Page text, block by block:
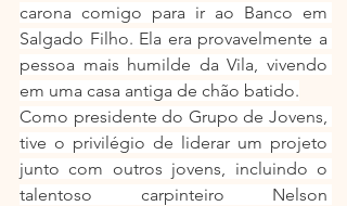
carona comigo para ir ao Banco em
Salgado Filho. Ela era provavelmente a
pessoa mais humilde da Vila, vivendo
em uma casa antiga de chão batido.
Como presidente do Grupo de Jovens,
tive o privilégio de liderar um projeto
junto com outros jovens, incluindo o
talentoso carpinteiro Nelson